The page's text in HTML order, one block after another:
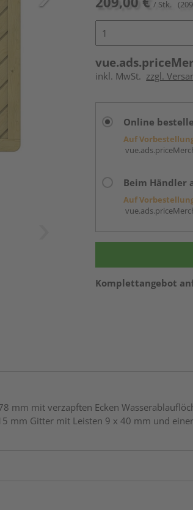
/ Stk.
inkl. MwSt. zzgl.
Online
Auf
Beim Händler
Auf
Komplettangebot
mm mit verzapften Ecken
mm Gitter mit Leisten 9 x 40 mm und